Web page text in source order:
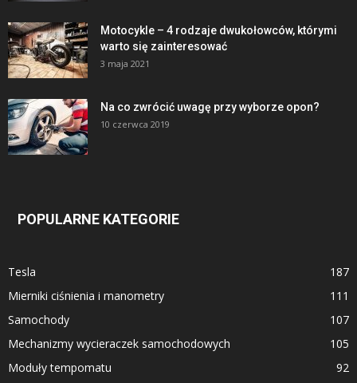
Motocykle – 4 rodzaje dwukołowców, którymi
warto się zainteresować
3 maja 2021
Na co zwrócić uwagę przy wyborze opon?
10 czerwca 2019
POPULARNE KATEGORIE
Tesla
187
Mierniki ciśnienia i manometry
111
Samochody
107
Mechanizmy wycieraczek samochodowych
105
Moduły tempomatu
92